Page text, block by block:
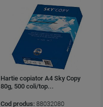
Hartie copiator A4 Sky Copy
80g, 500 coli/top...
Cod produs: 88032080